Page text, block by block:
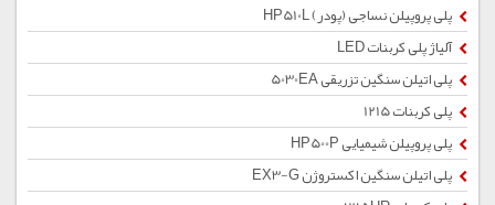
پلی پروپیلن نساجی (پودر) HP510L
آلیاژ پلی کربنات LED
پلی اتیلن سنگین تزریقی 5030EA
پلی کربنات 1215
پلی پروپیلن شیمیایی HP500P
پلی اتیلن سنگین اکستروژن EX3-G